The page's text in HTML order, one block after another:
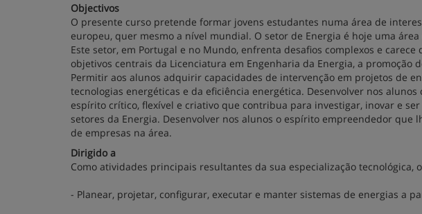
Objectivos
O presente curso pretende formar jovens estudantes numa área de
europeu, quer mesmo a nível mundial. O setor de Energia é hoje uma
Este setor, em Portugal e no Mundo, enfrenta desafios complexos e
objetivos centrais da Licenciatura em Engenharia da Energia, a promoção
Permitir aos alunos adquirir capacidades de intervenção em projetos de
tecnologias energéticas e da eficiência energética. Desenvolver nos
espírito crítico, flexível e criativo que contribua para investigar, inovar e
setores da Energia. Desenvolver nos alunos o espírito empreendedor que
de empresas na área.
Dirigido a
Como atividades principais resultantes da sua especialização tecnológica,
- Planear, projetar, configurar, executar e manter sistemas de energias a